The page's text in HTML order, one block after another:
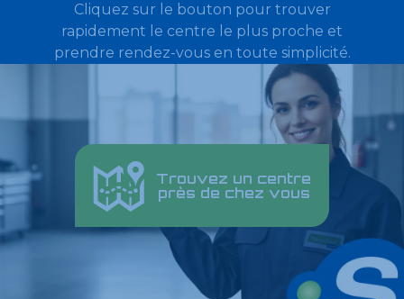
Cliquez sur le bouton pour trouver
rapidement le centre le plus proche et
prendre rendez-vous en toute simplicité.
Trouvez un centre
près de chez vous